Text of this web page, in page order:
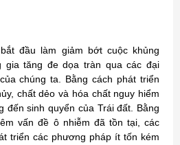
đầu làm giảm bớt cuộc khủng
gia tăng đe dọa tràn qua các đại
chúng ta. Bằng cách phát triển
chất dẻo và hóa chất nguy hiểm
đến sinh quyển của Trái đất. Bằng
vấn đề ô nhiễm đã tồn tại, các
triển các phương pháp ít tốn kém